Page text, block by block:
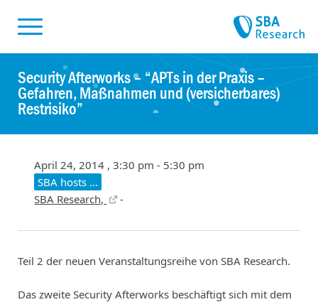
Security Afterworks – “APTs in der Praxis –
Gefahren, Maßnahmen und (versicherbares)
Restrisiko”
April 24, 2014 , 3:30 pm - 5:30 pm
SBA hosts …
SBA Research,
-
Teil 2 der neuen Veranstaltungsreihe von SBA Research.
Das zweite Security Afterworks beschäftigt sich mit dem